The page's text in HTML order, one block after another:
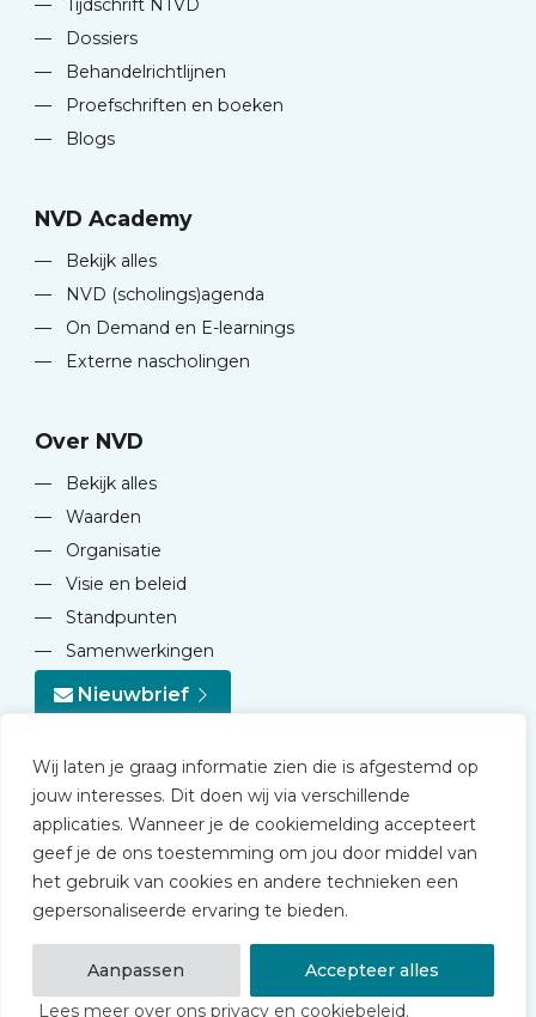
Wij laten je graag informatie zien die is afgestemd op
jouw interesses. Dit doen wij via verschillende
applicaties. Wanneer je de cookiemelding accepteert
geef je de ons toestemming om jou door middel van
het gebruik van cookies en andere technieken een
gepersonaliseerde ervaring te bieden.
Aanpassen
Accepteer alles
Lees meer over ons privacy en cookiebeleid.
—
Tijdschrift NTVD
—
Dossiers
—
Behandelrichtlijnen
—
Proefschriften en boeken
—
Blogs
NVD Academy
—
Bekijk alles
—
NVD (scholings)agenda
—
On Demand en E-learnings
—
Externe nascholingen
Over NVD
—
Bekijk alles
—
Waarden
—
Organisatie
—
Visie en beleid
—
Standpunten
—
Samenwerkingen
Nieuwbrief
© 2026 NVD
Privacy statement
Disclaimer